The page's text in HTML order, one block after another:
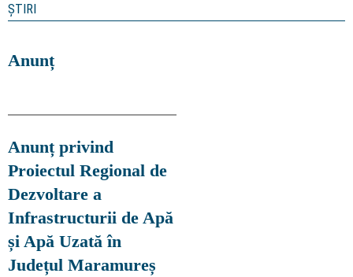
ȘTIRI
Anunț
Anunț privind
Proiectul Regional de
Dezvoltare a
Infrastructurii de Apă
și Apă Uzată în
Județul Maramureș